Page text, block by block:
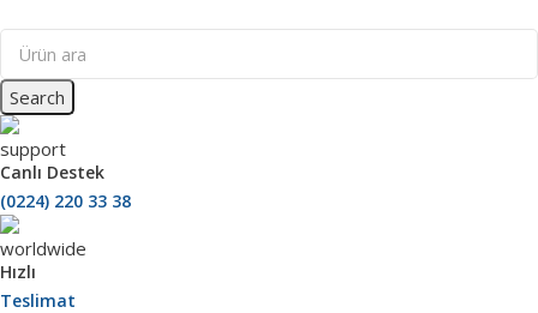
Search
Canlı Destek
(0224) 220 33 38
Hızlı
Teslimat